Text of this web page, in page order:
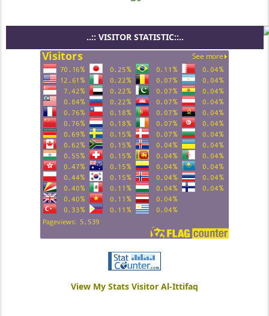
..:: VISITOR STATISTIC::..
View My Stats Visitor Al-Ittifaq